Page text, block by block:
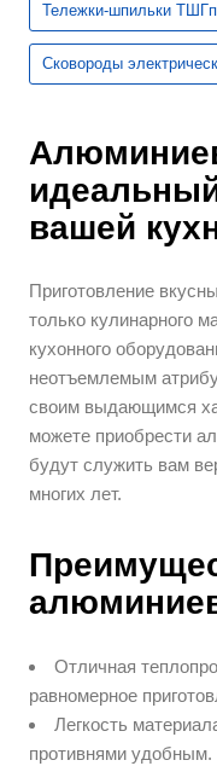
Тележки-шпильки ТШГп
Сковороды
вашей
Приготовление
только кулинарного
кухонного
неотъемлемым
своим выдающимся
можете приобрести
будут служить вам
многих лет.
Отличная
равномерное
Легкость
противнями удобным.